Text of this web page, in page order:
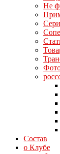
Не
Состав
о Клубе